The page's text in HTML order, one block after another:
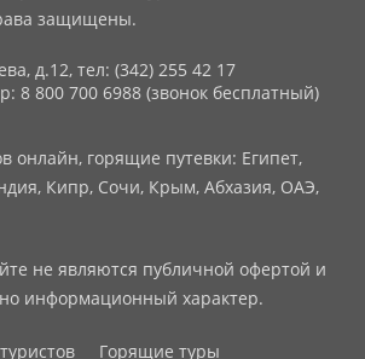
защищены.
д.12, тел: (342) 255 42 17
8 800 700 6988 (звонок бесплатный)
онлайн, горящие путевки: Египет,
Кипр, Сочи, Крым, Абхазия, ОАЭ,
не являются публичной офертой и
информационный характер.
Горящие туры